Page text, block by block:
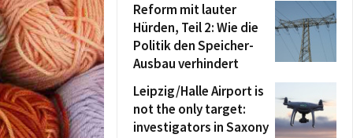
Reform mit lauter
Hürden, Teil 2: Wie die
Politik den Speicher-
Ausbau verhindert
Leipzig/Halle Airport is
not the only target:
investigators in Saxony